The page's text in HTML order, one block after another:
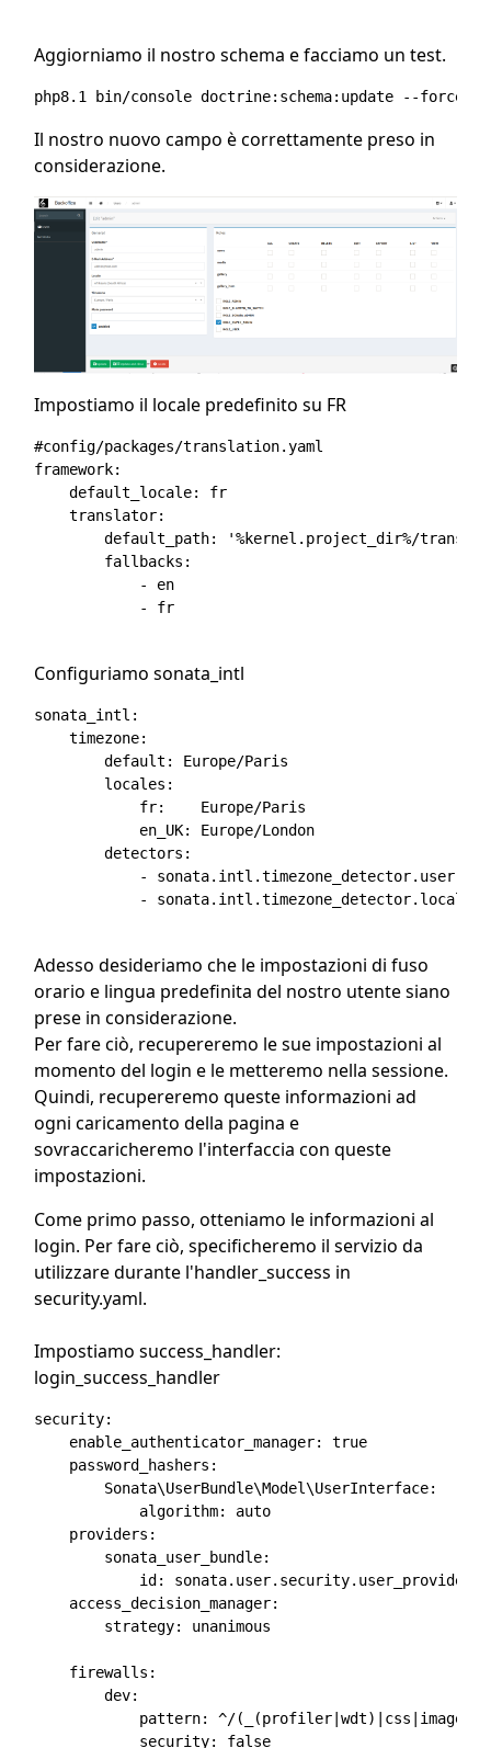
Aggiorniamo il nostro schema e facciamo un test.
Il nostro nuovo campo è correttamente preso in
considerazione.
Impostiamo il locale predefinito su FR
#config/packages/translation.yaml
framework:
    default_locale: fr
    translator:
default_path: '%kernel.project_dir%/
        fallbacks:
            - en
            - fr
Configuriamo sonata_intl
sonata_intl:
    timezone:
        default: Europe/Paris
        locales:
            fr:    Europe/Paris
            en_UK: Europe/London
        detectors:
            - sonata.intl.timezone_detector.user
            - sonata.intl.timezone_detector.locale
Adesso desideriamo che le impostazioni di fuso
orario e lingua predefinita del nostro utente siano
prese in considerazione.
Per fare ciò, recupereremo le sue impostazioni al
momento del login e le metteremo nella sessione.
Quindi, recupereremo queste informazioni ad
ogni caricamento della pagina e
sovraccaricheremo l'interfaccia con queste
impostazioni.
Come primo passo, otteniamo le informazioni al
login. Per fare ciò, specificheremo il servizio da
utilizzare durante l'handler_success in
security.yaml.
Impostiamo success_handler:
login_success_handler
security:
    enable_authenticator_manager: true
    password_hashers:
        Sonata\UserBundle\Model\UserInterface:
            algorithm: auto
    providers:
        sonata_user_bundle:
            id: sonata.user.security.user_provider
    access_decision_manager:
        strategy: unanimous
    firewalls:
        dev:
pattern: ^/
            security: false